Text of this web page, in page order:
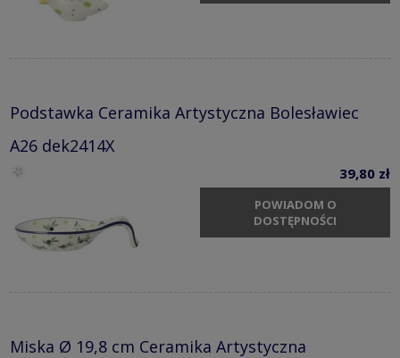
Podstawka Ceramika Artystyczna Bolesławiec
A26 dek2414X
39,80 zł
POWIADOM O
DOSTĘPNOŚCI
Miska Ø 19,8 cm Ceramika Artystyczna